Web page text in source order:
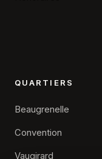
QUARTIERS
Beaugrenelle
Convention
Vaugirard